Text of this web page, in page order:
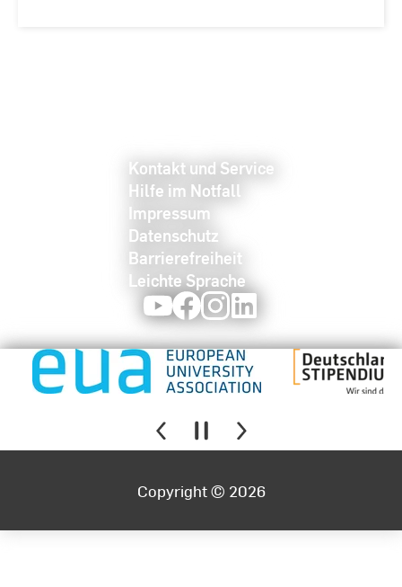
Kontakt und Service
Hilfe im Notfall
Impressum
Datenschutz
Barrierefreiheit
Leichte Sprache
YoutubeFacebookInstagram
Copyright © 2026